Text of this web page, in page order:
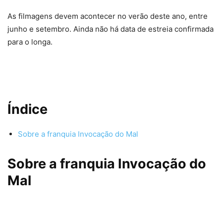
As filmagens devem acontecer no verão deste ano, entre
junho e setembro. Ainda não há data de estreia confirmada
para o longa.
Índice
Sobre a franquia Invocação do Mal
Sobre a franquia Invocação do
Mal